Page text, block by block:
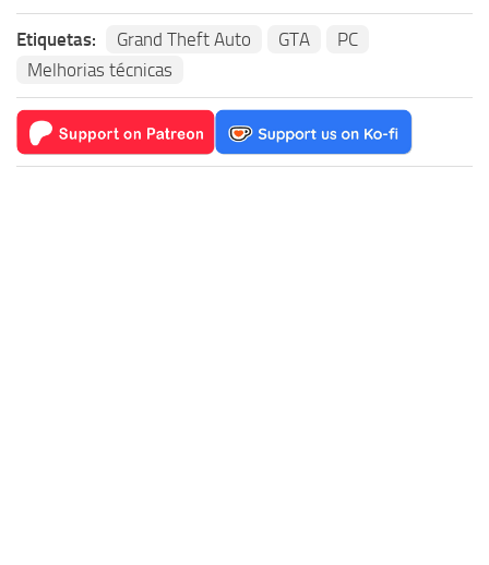
Etiquetas: Grand Theft Auto GTA
PC
Melhorias técnicas